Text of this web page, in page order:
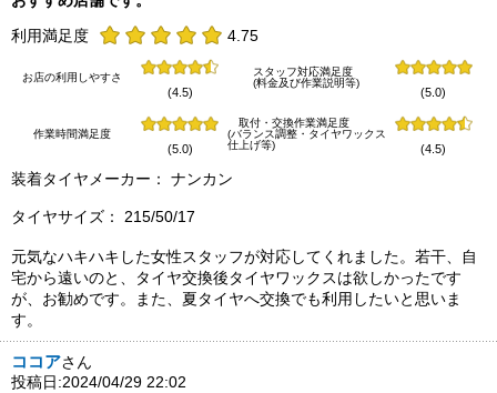
利用満足度
4.75
お店の利用しやすさ
(4.5)
スタッフ対応満足度
(料金及び作業説明等)
(5.0)
作業時間満足度
(5.0)
取付・交換作業満足度
(バランス調整・タイヤワックス
仕上げ等)
(4.5)
装着タイヤメーカー： ナンカン
タイヤサイズ： 215/50/17
元気なハキハキした女性スタッフが対応してくれました。若干、自
宅から遠いのと、タイヤ交換後タイヤワックスは欲しかったです
が、お勧めです。また、夏タイヤへ交換でも利用したいと思いま
す。
ココアさん
投稿日:2024/04/29 22:02